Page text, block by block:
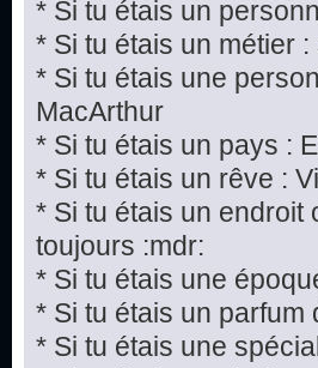
* Si tu étais un
* Si tu étais un métier
* Si tu étais une
MacArthur
* Si tu étais un pays :
* Si tu étais un rêve :
* Si tu étais un
toujours :mdr:
* Si tu étais une
* Si tu étais un parfum
* Si tu étais une